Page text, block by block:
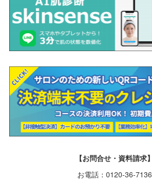
【お問合せ・資料請求】
お電話：0120-36-7136